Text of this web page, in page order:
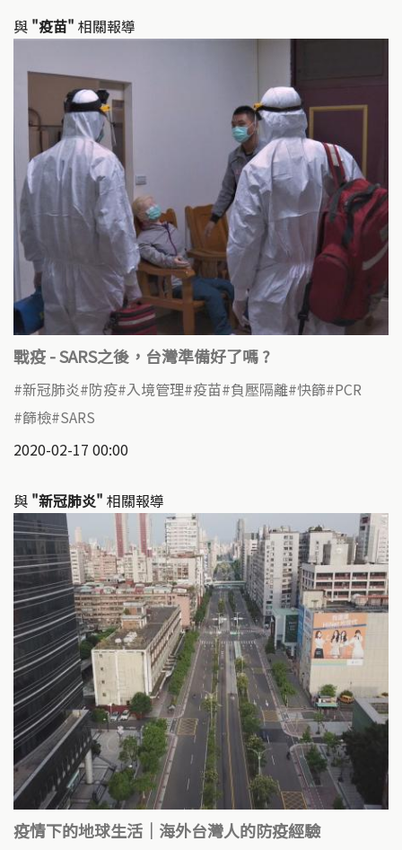
與 "疫苗" 相關報導
戰疫 - SARS之後，台灣準備好了嗎 ?
新冠肺炎 防疫 入境管理 疫苗 負壓隔離 快篩 PCR
篩檢 SARS
2020-02-17 00:00
與 "新冠肺炎" 相關報導
疫情下的地球生活｜海外台灣人的防疫經驗